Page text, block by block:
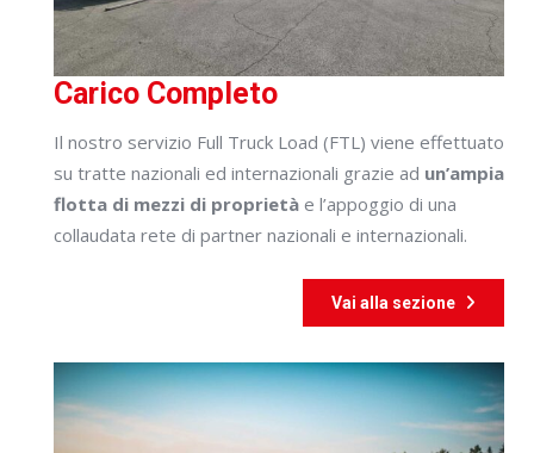
Carico Completo
Il nostro servizio Full Truck Load (FTL) viene effettuato
su tratte nazionali ed internazionali grazie ad un’ampia
flotta di mezzi di proprietà e l’appoggio di una
collaudata rete di partner nazionali e internazionali.
Vai alla sezione